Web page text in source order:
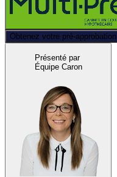
Obtenez votre pré-approbation
Présenté par
Équipe Caron